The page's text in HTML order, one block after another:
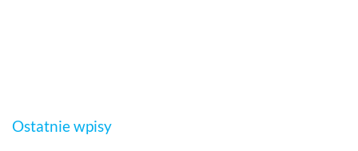
Ostatnie wpisy